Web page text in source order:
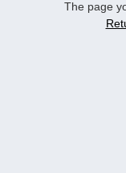
The page